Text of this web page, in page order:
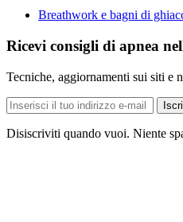
Breathwork e bagni di
Ricevi consigli di apnea
Tecniche, aggiornamenti sui siti e
Indirizzo
e-
mail
Disiscriviti quando vuoi. Niente